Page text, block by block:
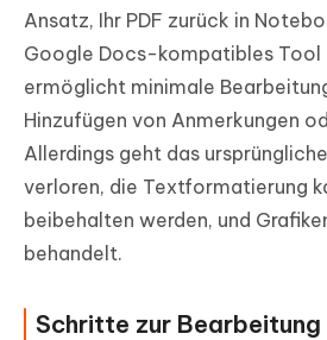
Ansatz, Ihr PDF zurück in
Google Docs-kompatibles Tool
ermöglicht minimale
Hinzufügen von Anmerkungen
Allerdings geht das
verloren, die Textformatierung
beibehalten werden, und
behandelt.
Schritte zur Bearbeitung